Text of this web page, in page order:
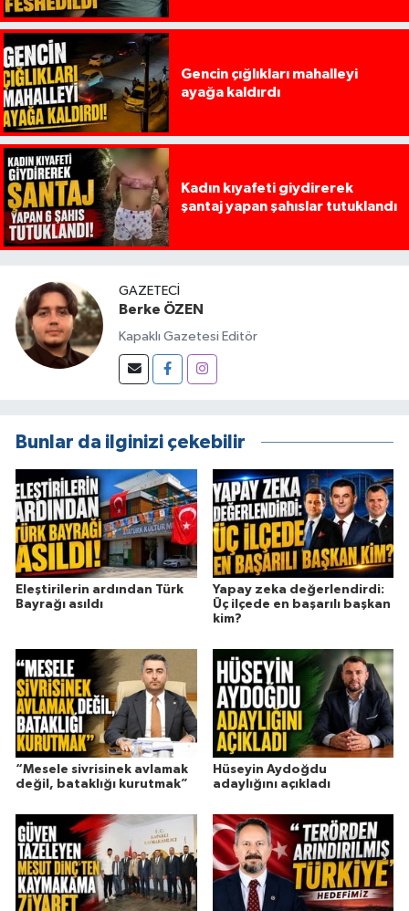
Gencin çığlıkları mahalleyi
ayağa kaldırdı
Kadın kıyafeti giydirerek
şantaj yapan şahıslar tutuklandı
GAZETECI
Berke ÖZEN
Kapaklı Gazetesi Editör
Bunlar da ilginizi çekebilir
Eleştirilerin ardından Türk
Bayrağı asıldı
Yapay zeka değerlendirdi:
Üç ilçede en başarılı başkan
kim?
“Mesele sivrisinek avlamak
değil, bataklığı kurutmak”
Hüseyin Aydoğdu
adaylığını açıkladı